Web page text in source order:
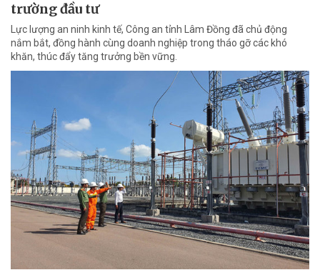
trường đầu tư
Lực lượng an ninh kinh tế, Công an tỉnh Lâm Đồng đã chủ động
nắm bắt, đồng hành cùng doanh nghiệp trong tháo gỡ các khó
khăn, thúc đẩy tăng trưởng bền vững.